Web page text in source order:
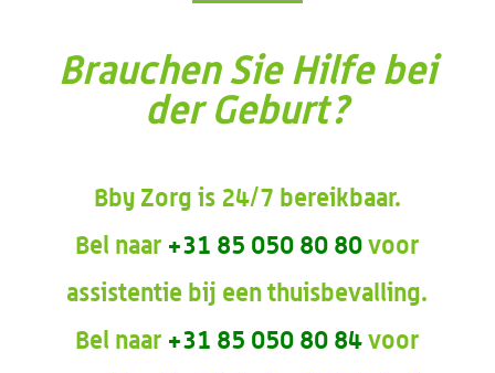
Brauchen Sie Hilfe bei
der Geburt?
Bby Zorg is 24/7 bereikbaar.
Bel naar +31 85 050 80 80voor
assistentie bij een thuisbevalling.
Bel naar +31 85 050 80 84voor